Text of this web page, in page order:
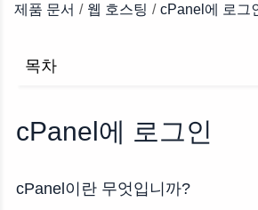
제품 문서 / 웹 호스팅 / cPanel에 로그
목차
cPanel에 로그인
cPanel에 로그인
cPanel이란 무엇입니까?